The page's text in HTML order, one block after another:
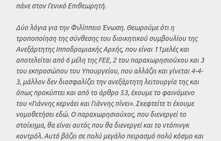
πάνε στον Γενικό Επιθεωρητή.
Δύο λόγια για την Φιλίππειο Ένωση. Θεωρούμε ότι η
τροποποίηση της σύνθεσης του διοικητικού συμβουλίου της
Ανεξάρτητης Ιπποδρομιακής Αρχής, που είναι 11μελές και
αποτελείται από 6 μέλη της FEE, 2 του παραχωρησιούχου και 3
του εκπροσώπου του Υπουργείου, που αλλάζει και γίνεται 4-4-
3, μάλλον δεν διασφαλίζει την ανεξάρτητη λειτουργία της και
όπως προκύπτει και από το άρθρο 53, έχουμε το φαινόμενο
του «Γιάννης κερνάει και Γιάννης πίνει». Σκεφτείτε τι έχουμε
νομοθετήσει εδώ. Ο παραχωρησιούχος, που διενεργεί το
στοίχημα, θα είναι αυτός που θα διενεργεί και το ντόπινγκ
κοντρόλ. Αυτό βάζει σε πολύ μεγάλο πειρασμό πολύ κόσμο και